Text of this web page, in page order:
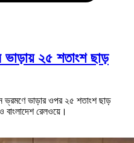
ভাড়ায় ২৫ শতাংশ ছাড়
ভ্রমণে ভাড়ার ওপর ২৫ শতাংশ ছাড়
বাংলাদেশ রেলওয়ে।